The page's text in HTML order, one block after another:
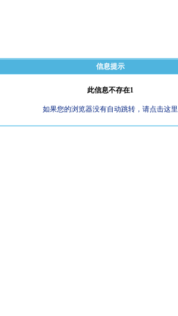
信息提示
此信息不存在1
如果您的浏览器没有自动跳转，请点击这里